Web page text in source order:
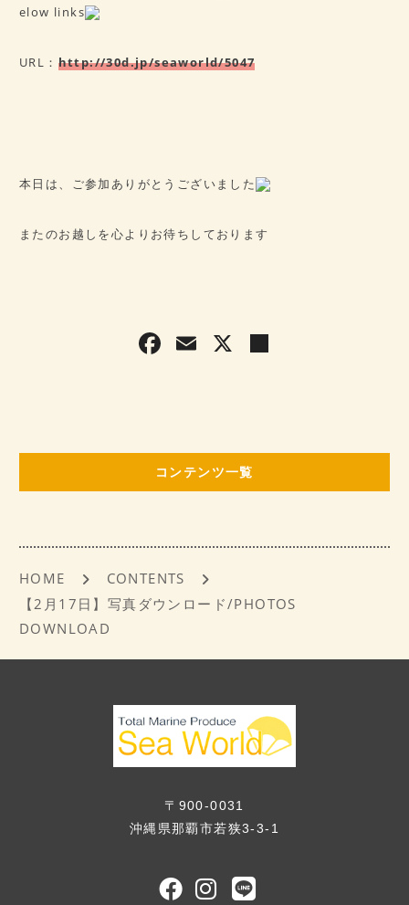
elow links
URL： http://30d.jp/seaworld/5047
本日は、ご参加ありがとうございました
またのお越しを心よりお待ちしております
F
b
o
k
E X
コンテンツ一覧
HOME
CONTENTS
【2月17日】写真ダウンロード/PHOTOS
DOWNLOAD
〒900-0031
沖縄県那覇市若狭3-3-1